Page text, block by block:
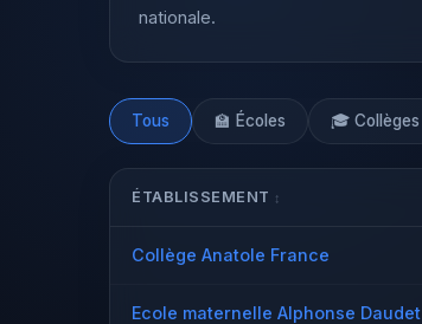
nationale.
Tous 🏫 Écoles 🎓 Collèges
ÉTABLISSEMENT
Collège Anatole France
Ecole maternelle Alphonse Daudet